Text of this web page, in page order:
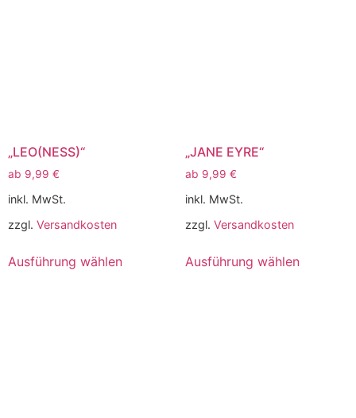
„LEO(NESS)“
ab 9,99 €
inkl. MwSt.
zzgl. Versandkosten
Ausführung wählen
„JANE EYRE“
ab 9,99 €
inkl. MwSt.
zzgl. Versandkosten
Ausführung wählen